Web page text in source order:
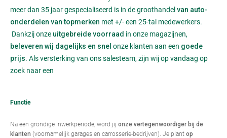
meer dan 35 jaar gespecialiseerd is in de groothandelvan auto-
onderdelen van topmerken met +/- een 25-tal medewerkers.
Dankzij onze uitgebreide voorraad in onze magazijnen,
beleveren wij dagelijks en snel onze klanten aan een goede
prijs. Als versterking van ons salesteam, zijn wij op vandaag op
zoek naar een
Functie
Na een grondige inwerkperiode, word jij onze vertegenwoordiger bij de
klanten (voornamelijk garages en carrosserie-bedrijven). Je plant op